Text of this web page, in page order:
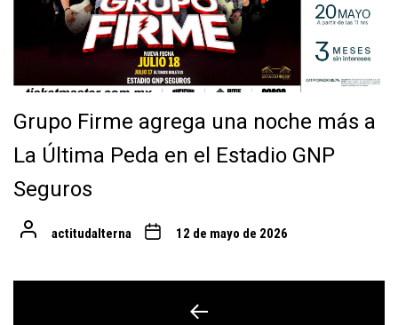
Grupo Firme agrega una noche más a
La Última Peda en el Estadio GNP
Seguros
actitudalterna 12 de mayo de 2026